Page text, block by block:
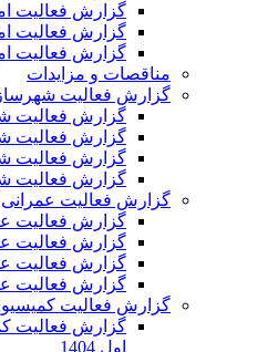
گزارش فعالیت
گزارش فعالیت امور
گزارش فعالیت
مناقصات و مزایدات
گزارش فعالیت
گزارش فعالیت
گزارش فعالیت
گزارش فعالیت
گزارش فعالیت
گزارش فعالیت عمرانی
گزارش فعالیت عمرانی در 4
گزارش فعالیت
گزارش فعالیت
گزارش فعالیت
گزارش فعالیت
اول 1404